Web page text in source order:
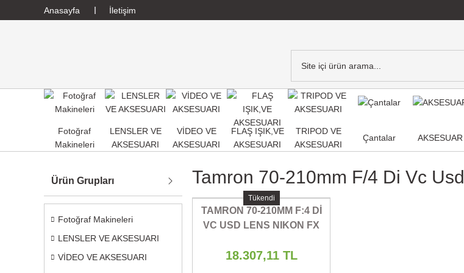
Anasayfa İletişim
Fotoğraf
Makineleri
LENSLER VE
AKSESUARI
VİDEO VE
AKSESUARI
FLAŞ IŞIK,VE
AKSESUARI
TRIPOD VE
AKSESUARI
Çantalar AKSESUAR
Ürün Grupları
Fotoğraf Makineleri
LENSLER VE AKSESUARI
VİDEO VE AKSESUARI
Tamron 70-210mm F/4 Di Vc Usd
Tükendi
TAMRON 70-210MM F:4 Dİ
VC USD LENS NIKON FX
18.307,11 TL